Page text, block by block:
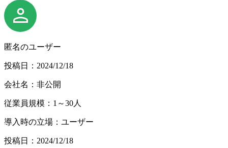
匿名のユーザー
投稿日：2024/12/18
会社名：非公開
従業員規模：1～30人
導入時の立場：ユーザー
投稿日：2024/12/18